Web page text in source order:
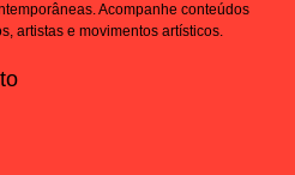
Acompanhe conteúdos
artistas e movimentos artísticos.